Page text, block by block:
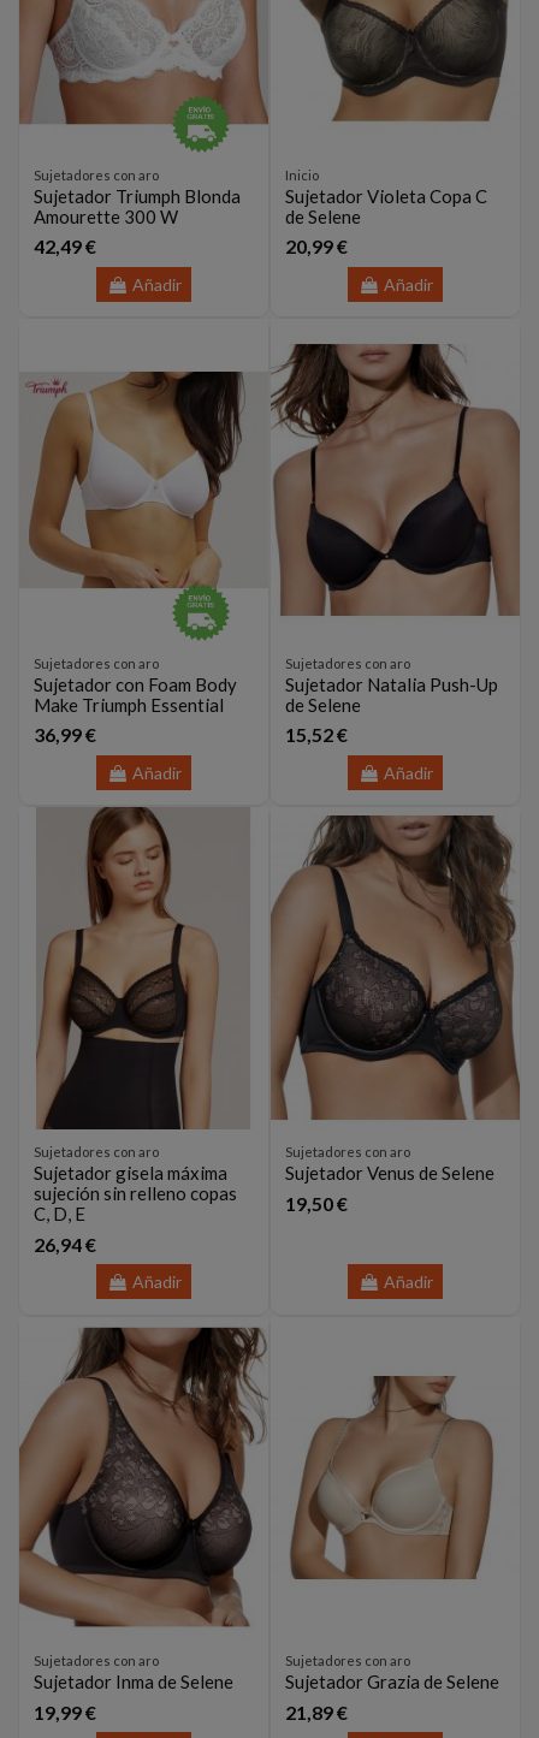
Sujetadores con aro
Sujetador Triumph Blonda
Amourette 300 W
42,49 €
Añadir
Inicio
Sujetador Violeta Copa C
de Selene
20,99 €
Añadir
Sujetadores con aro
Sujetador con Foam Body
Make Triumph Essential
36,99 €
Añadir
Sujetadores con aro
Sujetador Natalia Push-Up
de Selene
15,52 €
Añadir
Sujetadores con aro
Sujetador gisela máxima
sujeción sin relleno copas
C, D, E
26,94 €
Añadir
Sujetadores con aro
Sujetador Venus de Selene
19,50 €
Añadir
Sujetadores con aro
Sujetador Inma de Selene
19,99 €
Sujetadores con aro
Sujetador Grazia de Selene
21,89 €